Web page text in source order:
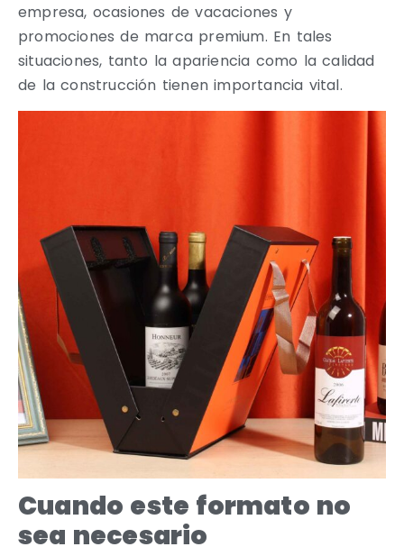
empresa, ocasiones de vacaciones y
promociones de marca premium. En tales
situaciones, tanto la apariencia como la calidad
de la construcción tienen importancia vital.
Cuando este formato no
sea necesario